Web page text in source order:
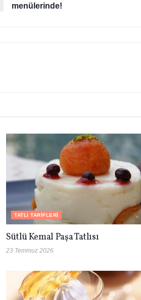
menülerinde!
TATLI TARIFLERI
Sütlü Kemal Paşa Tatlısı
23 Temmuz 2026